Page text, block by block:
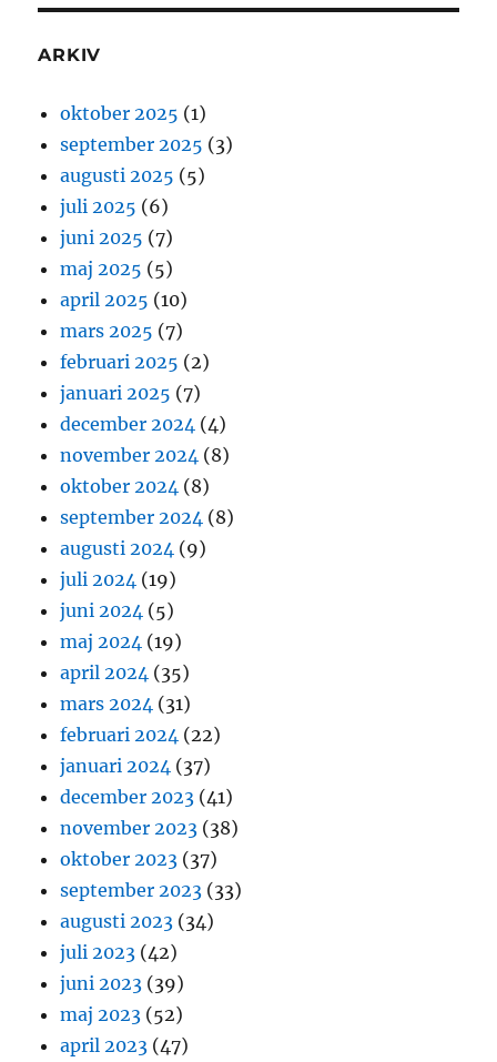
ARKIV
oktober 2025 (1)
september 2025 (3)
augusti 2025 (5)
juli 2025 (6)
juni 2025 (7)
maj 2025 (5)
april 2025 (10)
mars 2025 (7)
februari 2025 (2)
januari 2025 (7)
december 2024 (4)
november 2024 (8)
oktober 2024 (8)
september 2024 (8)
augusti 2024 (9)
juli 2024 (19)
juni 2024 (5)
maj 2024 (19)
april 2024 (35)
mars 2024 (31)
februari 2024 (22)
januari 2024 (37)
december 2023 (41)
november 2023 (38)
oktober 2023 (37)
september 2023 (33)
augusti 2023 (34)
juli 2023 (42)
juni 2023 (39)
maj 2023 (52)
april 2023 (47)